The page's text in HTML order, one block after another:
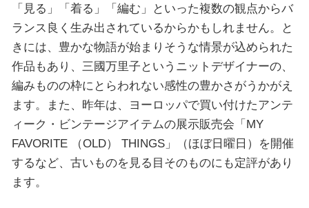
「見る」「着る」「編む」といった複数の観点からバ
ランス良く生み出されているからかもしれません。と
きには、豊かな物語が始まりそうな情景が込められた
作品もあり、三國万里子というニットデザイナーの、
編みものの枠にとらわれない感性の豊かさがうかがえ
ます。また、昨年は、ヨーロッパで買い付けたアンテ
ィーク・ビンテージアイテムの展示販売会「MY
FAVORITE （OLD） THINGS」（ほぼ日曜日）を開催
するなど、古いものを見る目そのものにも定評があり
ます。